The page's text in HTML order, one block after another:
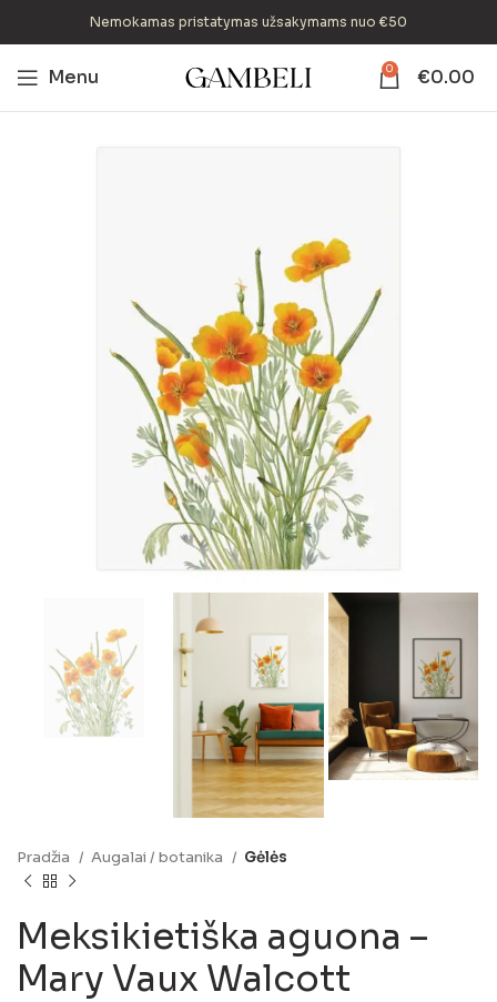
Nemokamas pristatymas užsakymams nuo €50
Menu 0 €0.00
Pradžia Augalai / botanika Gėlės
Meksikietiška aguona –
Mary Vaux Walcott